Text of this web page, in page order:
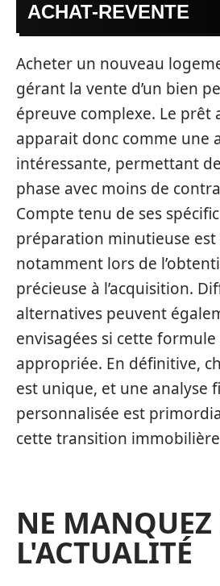
ACHAT-REVENTE
Acheter un nouveau
gérant la vente d’un bien
épreuve complexe. Le prêt
apparait donc comme une
intéressante, permettant
phase avec moins de
Compte tenu de ses
préparation minutieuse est
notamment lors de
précieuse à l’acquisition.
alternatives peuvent
envisagées si cette
appropriée. En définitive,
est unique, et une analyse
personnalisée est
cette transition
NE MANQUEZ
L'ACTUALITÉ